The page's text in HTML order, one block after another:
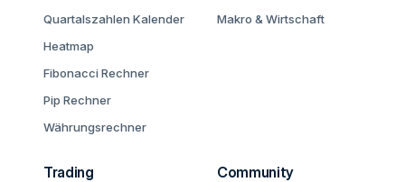
Quartalszahlen Kalender
Heatmap
Fibonacci Rechner
Pip Rechner
Währungsrechner
Makro & Wirtschaft
Trading Community